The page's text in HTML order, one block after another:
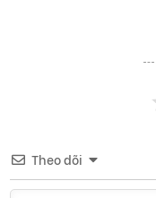
Theo dõi